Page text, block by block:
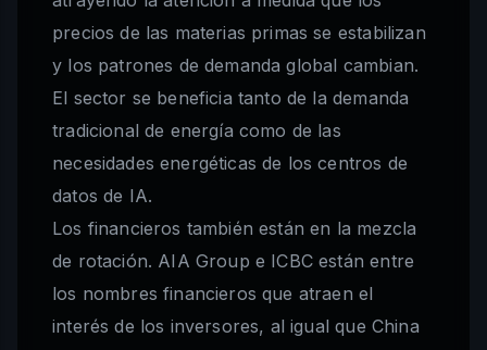
precios de las materias primas se estabilizan
y los patrones de demanda global cambian.
El sector se beneficia tanto de la demanda
tradicional de energía como de las
necesidades energéticas de los centros de
datos de IA.
Los financieros también están en la mezcla
de rotación. AIA Group e ICBC están entre
los nombres financieros que atraen el
interés de los inversores, al igual que China